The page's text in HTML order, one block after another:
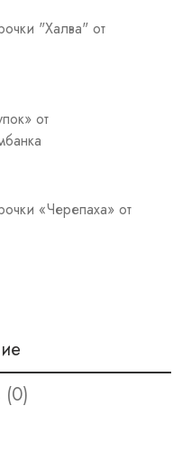
"Халва" от
от
«Черепаха» от
(0)